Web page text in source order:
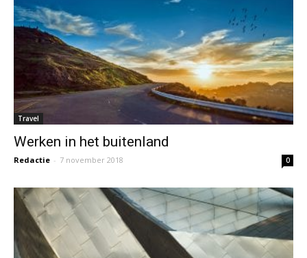
Travel
Werken in het buitenland
Redactie - 7 november 2018 0